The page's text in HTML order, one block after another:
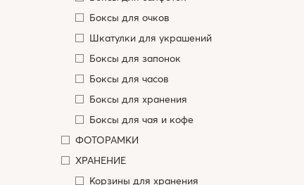
Боксы для очков
Шкатулки для украшений
Боксы для запонок
Боксы для часов
Боксы для хранения
Боксы для чая и кофе
ФОТОРАМКИ
ХРАНЕНИЕ
Корзины для хранения